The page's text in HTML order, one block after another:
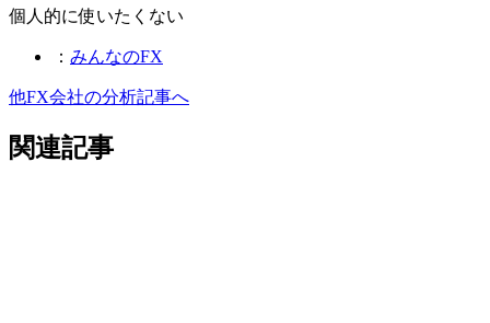
個人的に使いたくない
： みんなのFX
他FX会社の分析記事へ
関連記事